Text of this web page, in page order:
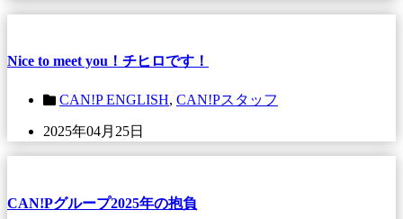
Nice to meet you！チヒロです！
CAN!P ENGLISH, CAN!Pスタッフ
2025年04月25日
CAN!Pグループ2025年の抱負